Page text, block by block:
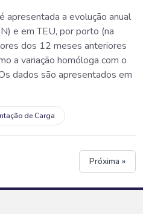
apresentada a evolução anual
e em TEU, por porto (na
dos 12 meses anteriores
a variação homóloga com o
dados são apresentados em
de Carga
Próxima »